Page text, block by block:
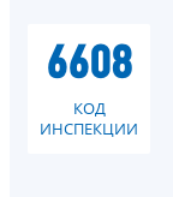
6608
КОД
ИНСПЕКЦИИ